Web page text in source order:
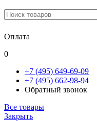
Оплата
0
+7 (495) 649-69-09
+7 (495) 662-98-94
Обратный звонок
Все товары
Закрыть